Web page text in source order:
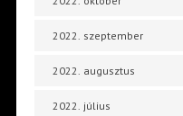
2022. szeptember
2022. augusztus
2022. július